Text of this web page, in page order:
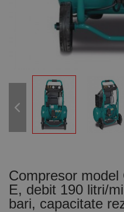
Compresor
E, debit 190 litri/
bari, capacitate